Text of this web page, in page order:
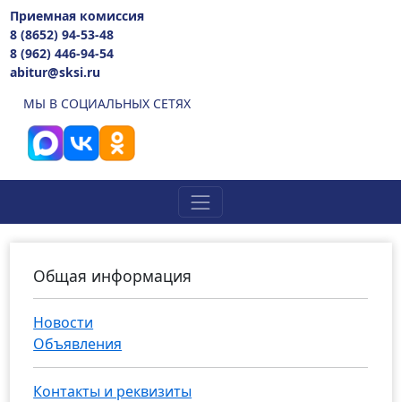
Приемная комиссия
8 (8652) 94-53-48
8 (962) 446-94-54
abitur@sksi.ru
МЫ В СОЦИАЛЬНЫХ СЕТЯХ
Общая информация
Новости
Объявления
Контакты и реквизиты